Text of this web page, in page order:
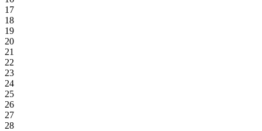
17
18
19
20
21
22
23
24
25
26
27
28